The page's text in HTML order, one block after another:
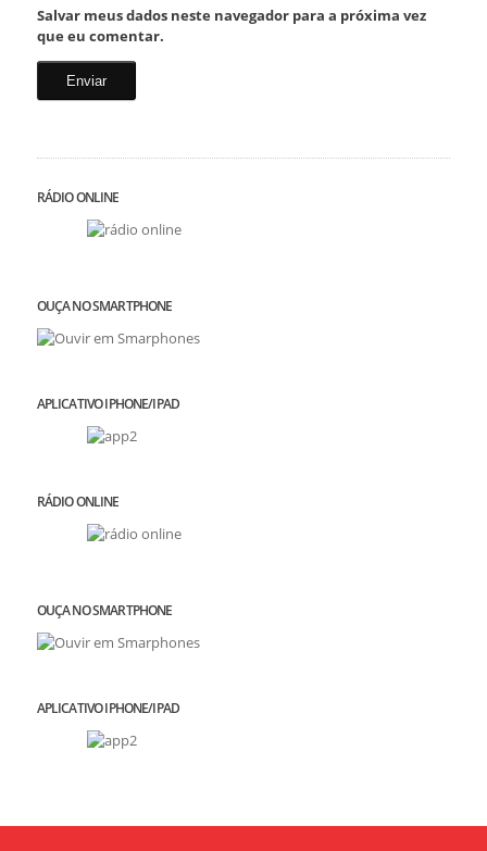
Salvar meus dados neste navegador para a próxima vez
que eu comentar.
RÁDIO ONLINE
OUÇA NO SMARTPHONE
APLICATIVO IPHONE/IPAD
RÁDIO ONLINE
OUÇA NO SMARTPHONE
APLICATIVO IPHONE/IPAD